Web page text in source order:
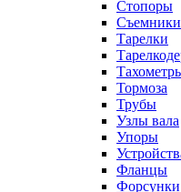
Стопоры
Съемники
Тарелки
Тормоза
Трубы
Узлы вала
Упоры
Фланцы
Форсунки